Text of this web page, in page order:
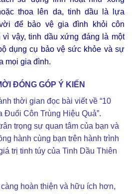
thoa lên da, tinh dầu là lựa
để bảo vệ gia đình khỏi côn
vì vậy, tinh dầu xứng đáng là một
dụng cụ bảo vệ sức khỏe và sự
mọi gia đình.
ĐÓNG GÓP Ý KIẾN
thời gian đọc bài viết về “10
Đuổi Côn Trùng Hiệu Quả”.
trọng sự quan tâm của bạn và
hành cùng bạn trên hành trình
trị tinh túy của Tinh Dầu Thiên
hoàn thiện và hữu ích hơn,